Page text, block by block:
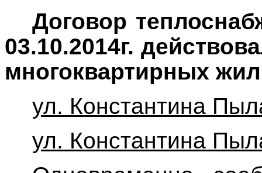
Договор
03.10.2014г.
многоквартирных
ул. Константина
ул. Константина